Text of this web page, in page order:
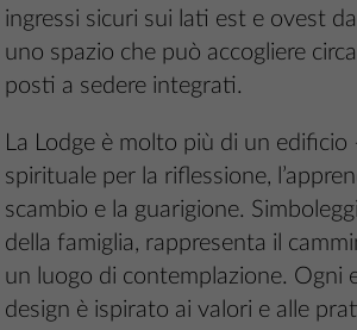
ingressi sicuri sui lati est e ovest
uno spazio che può accogliere
posti a sedere integrati.
La Lodge è molto più di un edificio
spirituale per la riflessione,
scambio e la guarigione.
della famiglia, rappresenta il
un luogo di contemplazione. Ogni
design è ispirato ai valori e alle